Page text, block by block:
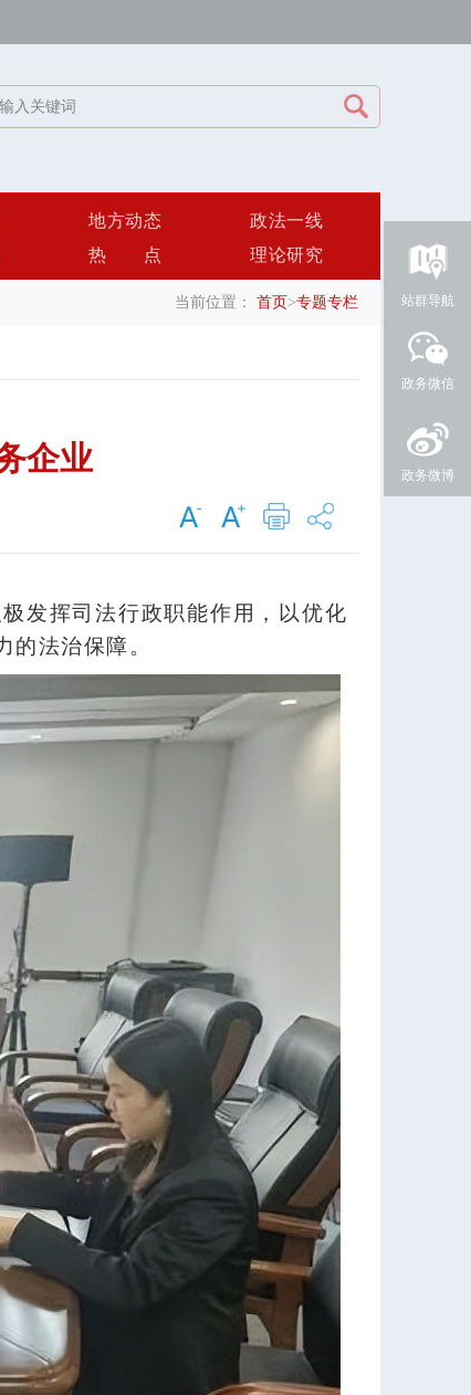
地方动态
政法一线
热点 理论研究
当前位置： 首页>专题专栏
企业
发挥司法行政职能作用，以优化
法治保障。
站群导航
政务微信
政务微博